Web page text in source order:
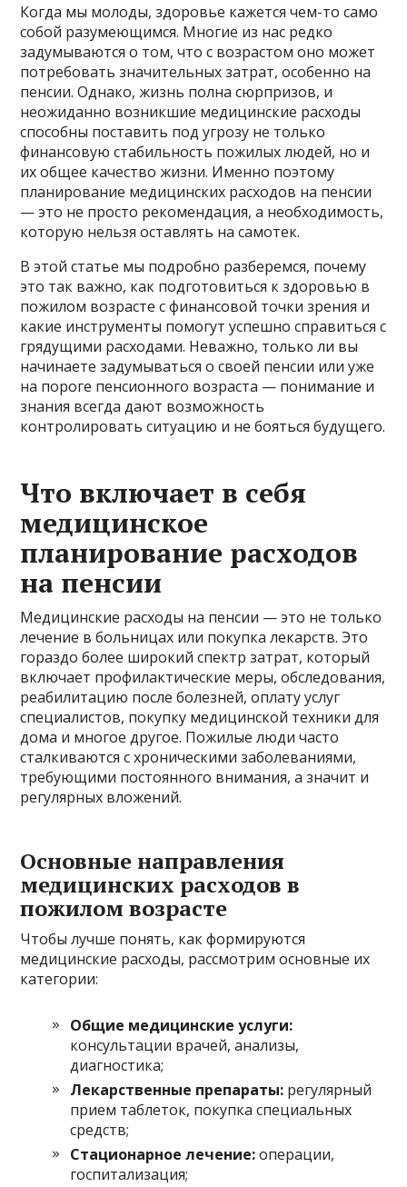
Когда мы молоды, здоровье кажется чем-то само
собой разумеющимся. Многие из нас редко
задумываются о том, что с возрастом оно может
потребовать значительных затрат, особенно на
пенсии. Однако, жизнь полна сюрпризов, и
неожиданно возникшие медицинские расходы
способны поставить под угрозу не только
финансовую стабильность пожилых людей, но и
их общее качество жизни. Именно поэтому
планирование медицинских расходов на пенсии
— это не просто рекомендация, а необходимость,
которую нельзя оставлять на самотек.
В этой статье мы подробно разберемся, почему
это так важно, как подготовиться к здоровью в
пожилом возрасте с финансовой точки зрения и
какие инструменты помогут успешно справиться с
грядущими расходами. Неважно, только ли вы
начинаете задумываться о своей пенсии или уже
на пороге пенсионного возраста — понимание и
знания всегда дают возможность
контролировать ситуацию и не бояться будущего.
Что включает в себя
медицинское
планирование расходов
на пенсии
Медицинские расходы на пенсии — это не только
лечение в больницах или покупка лекарств. Это
гораздо более широкий спектр затрат, который
включает профилактические меры, обследования,
реабилитацию после болезней, оплату услуг
специалистов, покупку медицинской техники для
дома и многое другое. Пожилые люди часто
сталкиваются с хроническими заболеваниями,
требующими постоянного внимания, а значит и
регулярных вложений.
Основные направления
медицинских расходов в
пожилом возрасте
Чтобы лучше понять, как формируются
медицинские расходы, рассмотрим основные их
категории:
Общие медицинские услуги:
консультации врачей, анализы,
диагностика;
Лекарственные препараты: регулярный
прием таблеток, покупка специальных
средств;
Стационарное лечение:операции,
госпитализация;